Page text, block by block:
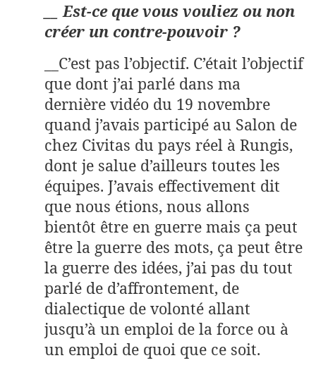
__ Est-ce que vous vouliez ou non
créer un contre-pouvoir ?
__C’est pas l’objectif. C’était l’objectif
que dont j’ai parlé dans ma
dernière vidéo du 19 novembre
quand j’avais participé au Salon de
chez Civitas du pays réel à Rungis,
dont je salue d’ailleurs toutes les
équipes. J’avais effectivement dit
que nous étions, nous allons
bientôt être en guerre mais ça peut
être la guerre des mots, ça peut être
la guerre des idées, j’ai pas du tout
parlé de d’affrontement, de
dialectique de volonté allant
jusqu’à un emploi de la force ou à
un emploi de quoi que ce soit.